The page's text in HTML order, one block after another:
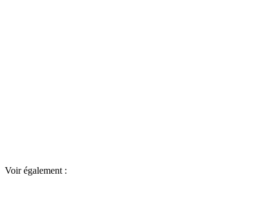
Voir également :